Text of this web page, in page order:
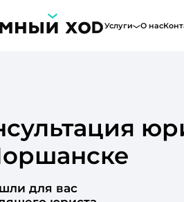
Услуги О нас
для вас